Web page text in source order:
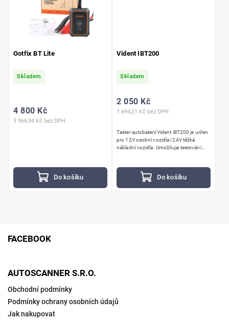
Ootfix BT Lite
Skladem
3 966,94 Kč bez DPH
4 800 Kč
Do košíku
Vident IBT200
Skladem
1 694,21 Kč bez DPH
2 050 Kč
Do košíku
Tester autobaterií Vident iBT200 je určen
pro 12V osobní vozidla i 24V těžká
nákladní vozidla. Umožňuje testování
FACEBOOK
AUTOSCANNER S.R.O.
Obchodní podmínky
Podmínky ochrany osobních údajů
Jak nakupovat